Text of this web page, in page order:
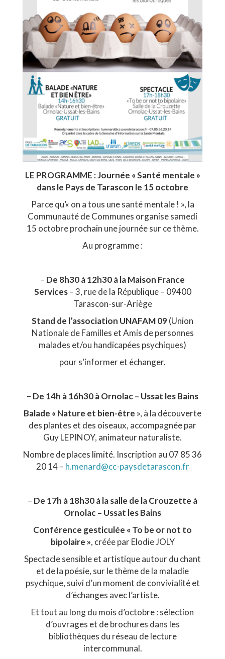
LE PROGRAMME : Journée « Santé mentale »
dans le Pays de Tarascon le 15 octobre
Parce qu’« on a tous une santé mentale ! », la
Communauté de Communes organise samedi
15 octobre prochain une journée sur ce thème.
Au programme :
– De 8h30 à 12h30 à la Maison France
Services– 3, rue de la République – 09400
Tarascon-sur-Ariège
Stand de l’association UNAFAM 09(Union
Nationale de Familles et Amis de personnes
malades et/ou handicapées psychiques)
pour s’informer et échanger.
– De 14h à 16h30 à Ornolac – Ussat les Bains
Balade « Nature et bien-être », à la découverte
des plantes et des oiseaux, accompagnée par
Guy LEPINOY, animateur naturaliste.
Nombre de places limité. Inscription au 07 85 36
20 14 – h.menard@cc-paysdetarascon.fr
– De 17h à 18h30 à la salle de la Crouzette à
Ornolac – Ussat les Bains
Conférence gesticulée « To be or not to
bipolaire », créée par Elodie JOLY
Spectacle sensible et artistique autour du chant
et de la poésie, sur le thème de la maladie
psychique, suivi d’un moment de convivialité et
d’échanges avec l’artiste.
Et tout au long du mois d’octobre : sélection
d’ouvrages et de brochures dans les
bibliothèques du réseau de lecture
intercommunal.